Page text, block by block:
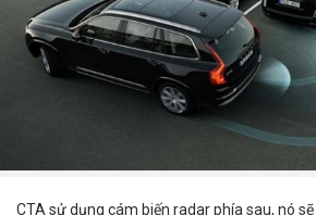
CTA sử dụng cám biến radar phía sau, nó